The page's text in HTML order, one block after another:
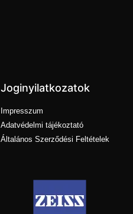
Joginyilatkozatok
Impresszum
Adatvédelmi tájékoztató
Általános Szerződési Feltételek